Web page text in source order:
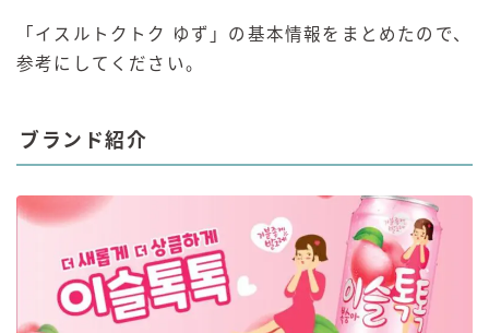
「イスルトクトク ゆず」の基本情報をまとめたので、
参考にしてください。
ブランド紹介